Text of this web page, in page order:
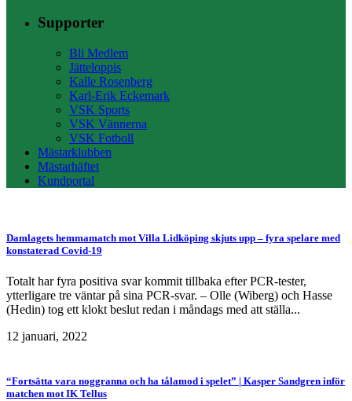
Supporter
Bli Medlem
Jätteloppis
Kalle Rosenberg
Karl-Erik Eckemark
VSK Sports
VSK Vännerna
VSK Fotboll
Mästarklubben
Mästarhäftet
Kundportal
Damlagets hemmamatch mot Villa Lidköping skjuts upp – fyra spelare med
konstaterad Covid-19
Totalt har fyra positiva svar kommit tillbaka efter PCR-tester,
ytterligare tre väntar på sina PCR-svar. – Olle (Wiberg) och Hasse
(Hedin) tog ett klokt beslut redan i måndags med att ställa...
12 januari, 2022
“Fortsätta vara noggranna och ha tålamod i spelet” | Kasper Sandgren inför
matchen mot IK Tellus